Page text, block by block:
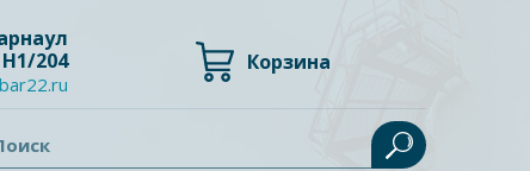
204
Корзина